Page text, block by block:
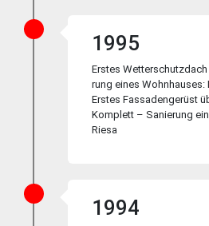
1995
Erstes
rung ei­nes Wohn­hau­ses:
Erstes Fas­saden­ge­rüst
Kom­plett – Sa­nie­rung
Riesa
1994